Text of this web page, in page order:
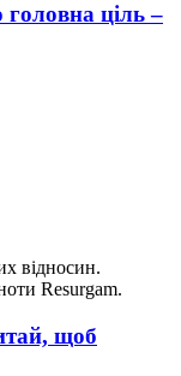
ціль –
відносин.
Resurgam.
щоб